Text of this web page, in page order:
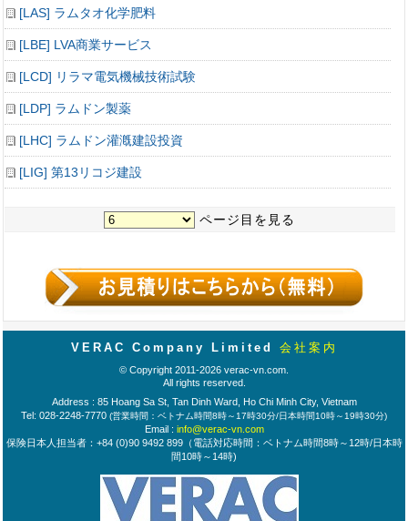
[LAS] ラムタオ化学肥料
[LBE] LVA商業サービス
[LCD] リラマ電気機械技術試験
[LDP] ラムドン製薬
[LHC] ラムドン灌漑建設投資
[LIG] 第13リコジ建設
ページ目を見る
VERAC Company Limited 会社案内
© Copyright 2011-2026 verac-vn.com.
All rights reserved.
Address : 85 Hoang Sa St, Tan Dinh Ward, Ho Chi Minh City, Vietnam
Tel: 028-2248-7770 (営業時間：ベトナム時間8時～17時30分/日本時間10時～19時30分)
Email : info@verac-vn.com
保険日本人担当者：+84 (0)90 9492 899（電話対応時間：ベトナム時間8時～12時/日本時
間10時～14時)